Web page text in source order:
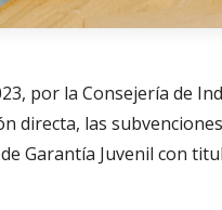
por la Consejería de
directa, las
Garantía Juvenil con